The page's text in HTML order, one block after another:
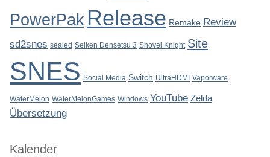
PowerPak Release Remake Review
sd2snes sealed Seiken Densetsu 3 Shovel Knight Site
SNES Social Media Switch UltraHDMI Vaporware
WaterMelon WaterMelonGames Windows YouTube Zelda
Übersetzung
Kalender